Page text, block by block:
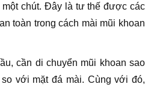
chút. Đây là tư thế được các
toàn trong cách mài mũi khoan
cần di chuyển mũi khoan sao
với mặt đá mài. Cùng với đó,